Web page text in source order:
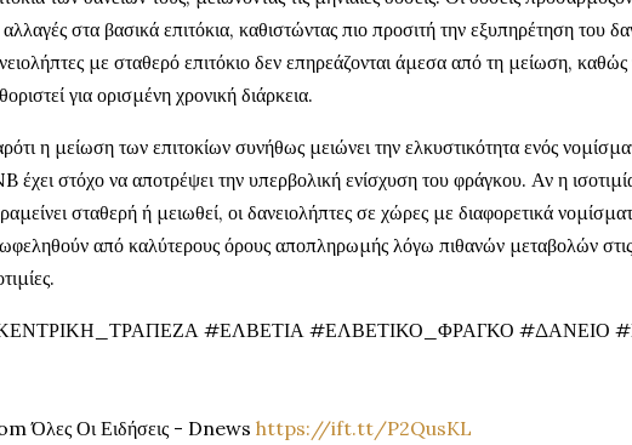
αλλαγές στα βασικά επιτόκια, καθιστώντας πιο προσιτή την εξυπηρέτηση του
με σταθερό επιτόκιο δεν επηρεάζονται άμεσα από τη μείωση, καθώς
για ορισμένη χρονική διάρκεια.
η μείωση των επιτοκίων συνήθως μειώνει την ελκυστικότητα ενός
έχει στόχο να αποτρέψει την υπερβολική ενίσχυση του φράγκου. Αν η
σταθερή ή μειωθεί, οι δανειολήπτες σε χώρες με διαφορετικά
από καλύτερους όρους αποπληρωμής λόγω πιθανών μεταβολών
#ΕΛΒΕΤΙΑ #ΕΛΒΕΤΙΚΟ_ΦΡΑΓΚΟ #ΔΑΝΕΙΟ
Όλες Οι Ειδήσεις - Dnews https://ift.tt/P2QusKL